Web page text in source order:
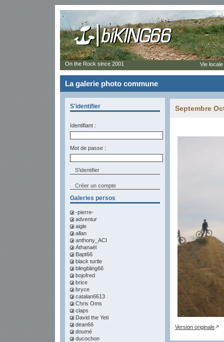
La galerie photo commune
S'identifier
Identifiant :
Mot de passe :
Créer un compte
Galeries persos
-pierre-
adventur
aigle
allan
anthony_ACI
Athanaël
Bapt66
black turtle
blingbling66
bojofred
brice
bryce
catalan6613
Chris Oms
claps
David the Yeti
dean66
doumé
ducochon
Septembre
Version originale
On the Rock since 2001 Vie